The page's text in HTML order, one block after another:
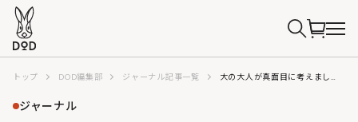
トップ DOD編集部 ジャーナル記事一覧 大の大人が真面目に考えました。キャンプ遊びの新定番、キャンプタマイーレとヤーツの誕生裏話。
ジャーナル